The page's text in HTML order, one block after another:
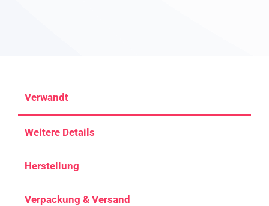
Verwandt
Weitere Details
Herstellung
Verpackung & Versand